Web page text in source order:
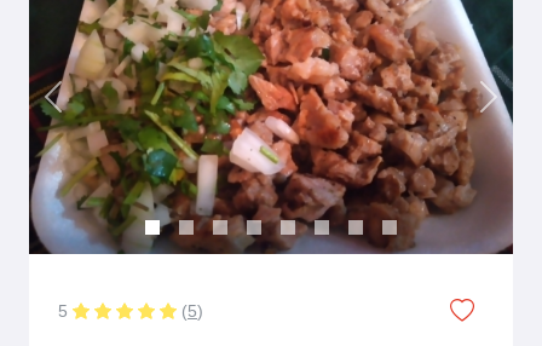
Previous Next
5 (5)